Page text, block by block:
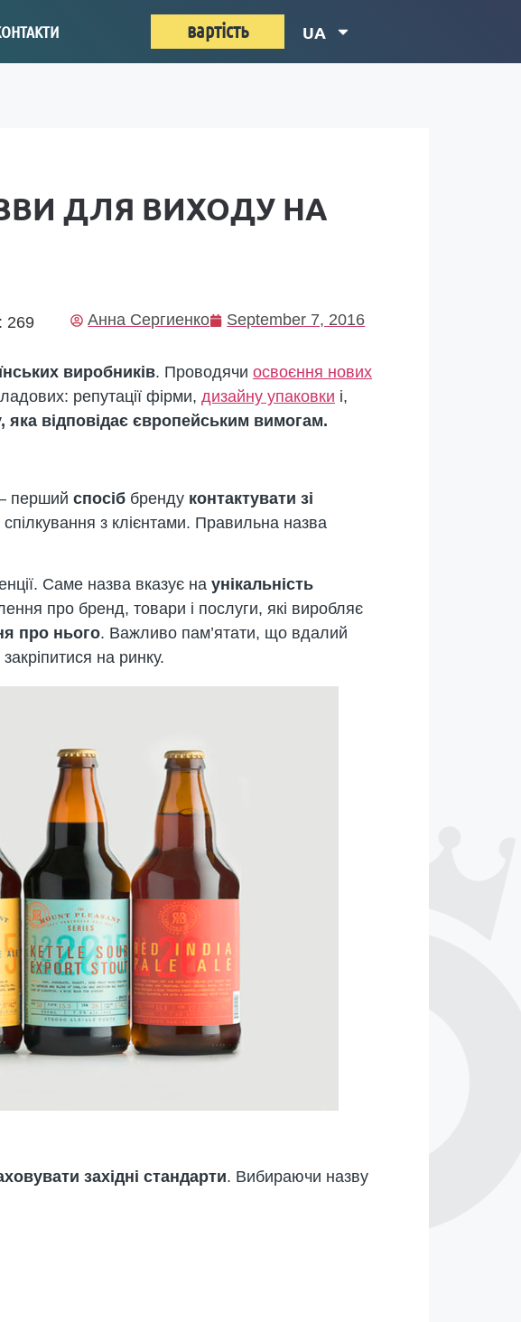
вартість UA
ДЛЯ ВИХОДУ НА
269 Анна Сергиенко September 7, 2016
виробників. Проводячи освоєння нових
репутації фірми, дизайну упаковки і,
яка відповідає європейським вимогам.
перший спосіб бренду контактувати зі
спілкування з клієнтами. Правильна назва
Саме назва вказує на унікальність
про бренд, товари і послуги, які виробляє
про нього. Важливо пам’ятати, що вдалий
на ринку.
західні стандарти. Вибираючи назву